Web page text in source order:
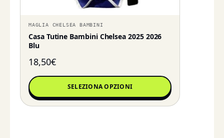
MAGLIA CHELSEA BAMBINI
Casa Tutine Bambini Chelsea 2025 2026
Blu
18,50€
SELEZIONA OPZIONI